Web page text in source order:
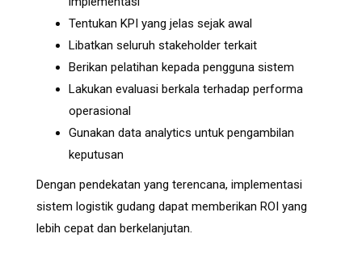
Tentukan KPI yang jelas sejak awal
Libatkan seluruh stakeholder terkait
Berikan pelatihan kepada pengguna sistem
Lakukan evaluasi berkala terhadap performa
operasional
Gunakan data analytics untuk pengambilan
keputusan
Dengan pendekatan yang terencana, implementasi
sistem logistik gudang dapat memberikan ROI yang
lebih cepat dan berkelanjutan.